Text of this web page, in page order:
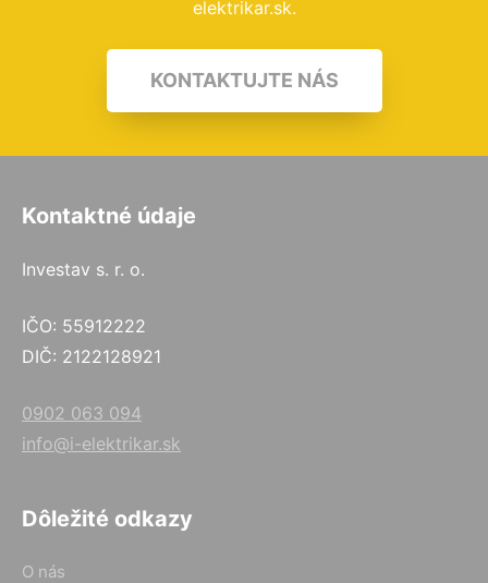
elektrikar.sk.
KONTAKTUJTE NÁS
Kontaktné údaje
Investav s. r. o.
IČO: 55912222
DIČ: 2122128921
0902 063 094
info@i-elektrikar.sk
Dôležité odkazy
O nás